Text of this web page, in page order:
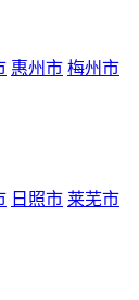
惠州市 梅州市
日照市 莱芜市